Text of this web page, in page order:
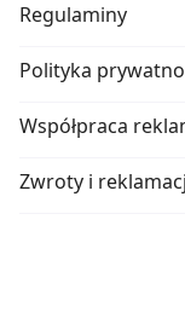
Regulaminy
Polityka
Współpraca
Zwroty i